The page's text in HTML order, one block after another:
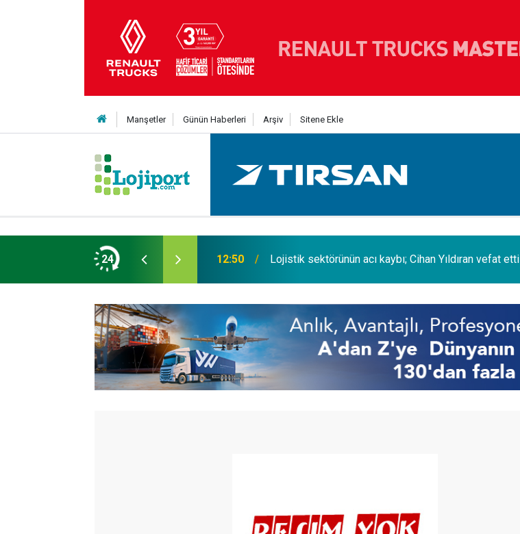
Manşetler Günün Haberleri Arşiv Sitene Ekle
24 12:50 Lojistik sektörünün acı kaybı; Cihan Yıldıran vefat etti